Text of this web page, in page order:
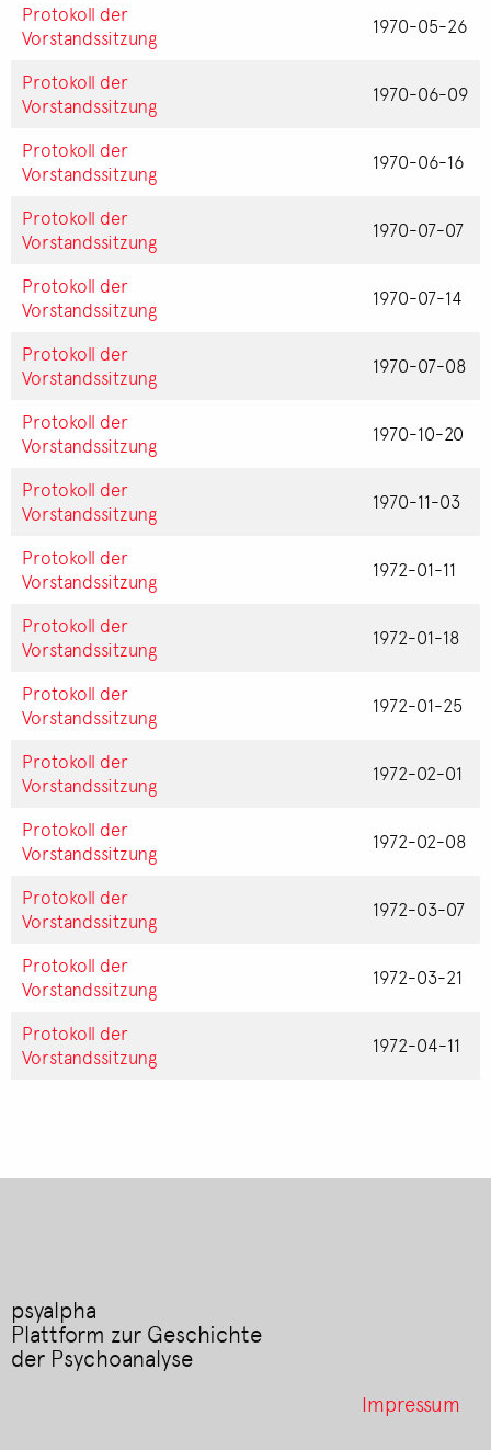
Protokoll der
Vorstandssitzung
1970-05-26
Protokoll der
Vorstandssitzung
1970-06-09
Protokoll der
Vorstandssitzung
1970-06-16
Protokoll der
Vorstandssitzung
1970-07-07
Protokoll der
Vorstandssitzung
1970-07-14
Protokoll der
Vorstandssitzung
1970-07-08
Protokoll der
Vorstandssitzung
1970-10-20
Protokoll der
Vorstandssitzung
1970-11-03
Protokoll der
Vorstandssitzung
1972-01-11
Protokoll der
Vorstandssitzung
1972-01-18
Protokoll der
Vorstandssitzung
1972-01-25
Protokoll der
Vorstandssitzung
1972-02-01
Protokoll der
Vorstandssitzung
1972-02-08
Protokoll der
Vorstandssitzung
1972-03-07
Protokoll der
Vorstandssitzung
1972-03-21
Protokoll der
Vorstandssitzung
1972-04-11
psyalpha
Plattform zur Geschichte
der Psychoanalyse
Impressum